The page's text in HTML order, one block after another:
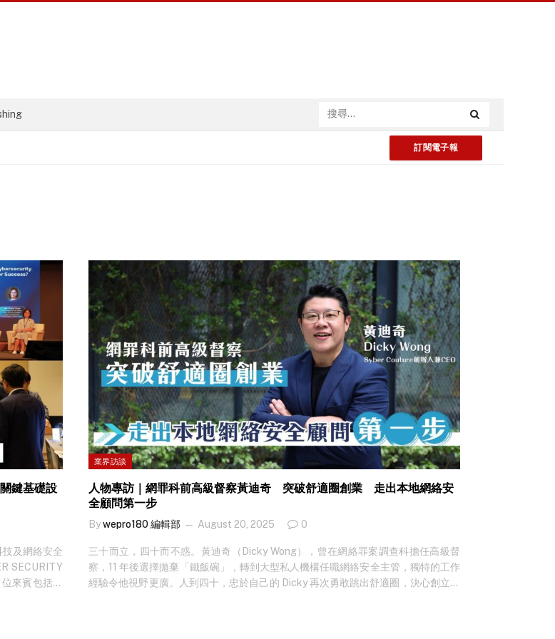
訂閱電子報
鍵基礎設
及網絡安全
SECURITY
來賓包括來
業界訪談
人物專訪｜網罪科前高級督察黃迪奇 突破舒適圈創業 走出本地網絡安
全顧問第一步
Bywepro180 編輯部 August 20, 2025 0
三十而立，四十而不惑。黃迪奇（Dicky Wong），曾在網絡罪案調查科擔任高級督
察，11 年後選擇拋棄「鐵飯碗」，轉到大型私人機構任職網絡安全主管，獨特的工作
經驗令他視野更廣。人到四十，忠於自己的 Dicky 再次勇敢跳出舒適圈，決心創立顧